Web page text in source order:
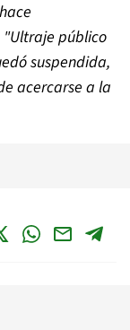
público
suspendida,
acercarse a la